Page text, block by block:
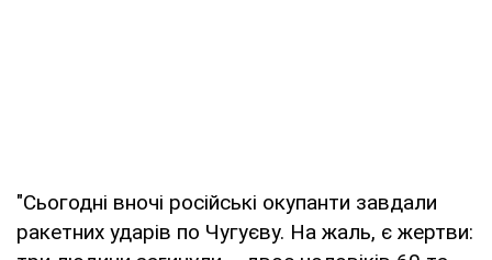
"Сьогодні вночі російські окупанти завдали
ракетних ударів по Чугуєву. На жаль, є жертви: